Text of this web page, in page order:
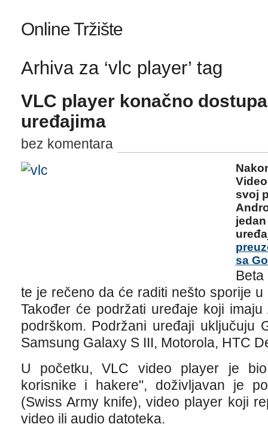
Online Tržište
Arhiva za ‘vlc player’ tag
VLC player konačno
uređajima
bez komentara
svoj
sa
te je rečeno da će raditi nešto sporije
Također će podržati uređaje koji
podrškom. Podržani uređaji uključuju
Samsung Galaxy S III, Motorola, HTC
U početku, VLC video player je
korisnike i hakere", doživljavan je
(Swiss Army knife), video player koji
video ili audio datoteka.